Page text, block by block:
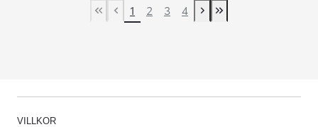
First Page
Previous page
1 2 3 4
Next page
Last Page
VILLKOR